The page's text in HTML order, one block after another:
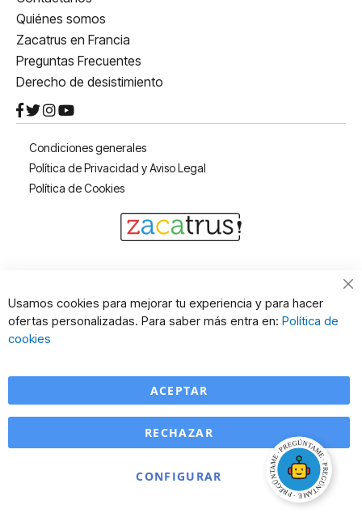
Quiénes somos
Zacatrus en Francia
Preguntas Frecuentes
Derecho de desistimiento
Condiciones generales
Política de Privacidad y Aviso Legal
Política de Cookies
Usamos cookies para mejorar tu experiencia y para hacer
ofertas personalizadas. Para saber más entra en: Política de
cookies
ACEPTAR
CONFIGURAR
RECHAZAR